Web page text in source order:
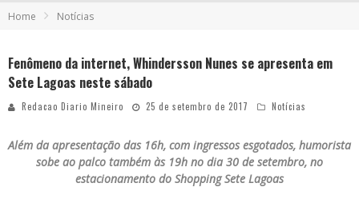
Home Notícias
Fenômeno da internet, Whindersson Nunes se apresenta em
Sete Lagoas neste sábado
Redacao Diario Mineiro 25 de setembro de 2017 Notícias
Além da apresentação das 16h, com ingressos esgotados, humorista
sobe ao palco também às 19h no dia 30 de setembro, no
estacionamento do Shopping Sete Lagoas